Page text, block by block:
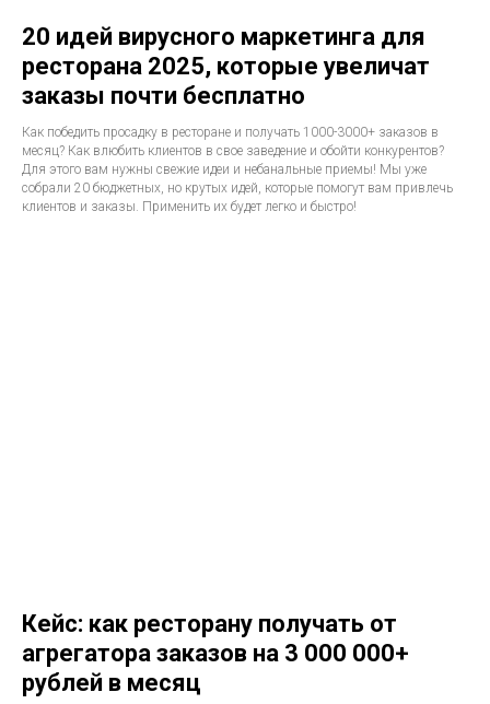
20 идей вирусного маркетинга для
ресторана 2025, которые увеличат
заказы почти бесплатно
Как победить просадку в ресторане и получать 1000-3000+ заказов в
месяц? Как влюбить клиентов в свое заведение и обойти конкурентов?
Для этого вам нужны свежие идеи и небанальные приемы! Мы уже
собрали 20 бюджетных, но крутых идей, которые помогут вам привлечь
клиентов и заказы. Применить их будет легко и быстро!
Кейс: как ресторану получать от
агрегатора заказов на 3 000 000+
рублей в месяц